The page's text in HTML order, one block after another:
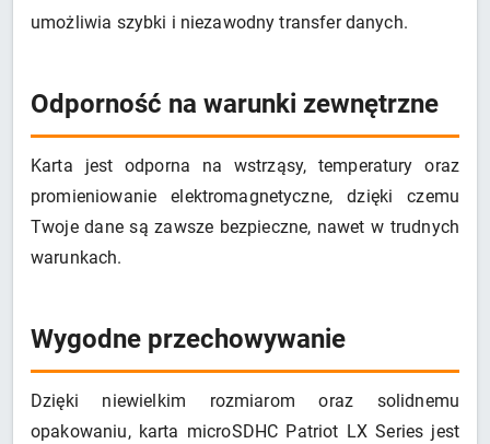
umożliwia szybki i niezawodny transfer danych.
Odporność na warunki zewnętrzne
Karta jest odporna na wstrząsy, temperatury oraz
promieniowanie elektromagnetyczne, dzięki czemu
Twoje dane są zawsze bezpieczne, nawet w trudnych
warunkach.
Wygodne przechowywanie
Dzięki niewielkim rozmiarom oraz solidnemu
opakowaniu, karta microSDHC Patriot LX Series jest